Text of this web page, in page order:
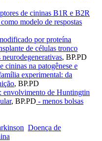
de cininas B1R e B2R
modelo de respostas
por proteína
de células tronco
, BP.PD
cininas na patogênese e
experimental: da
, BP.PD
envolvimento de Huntingtin
, BP.PD - menos bolsas
Doença de